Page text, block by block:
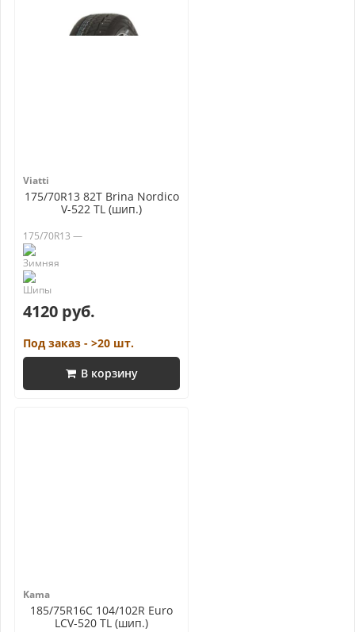
Viatti
175/70R13 82T Brina Nordico
V-522 TL (шип.)
175/70R13 —
4120 руб.
Под заказ - >20 шт.
В корзину
Kama
185/75R16C 104/102R Euro
LCV-520 TL (шип.)